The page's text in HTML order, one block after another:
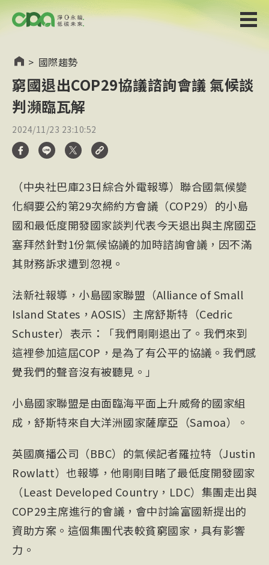
> 國際趨勢
窮國退出COP29協議諮詢會議 氣候談
判瀕臨瓦解
2024/11/23 23:10:52
（中央社巴庫23日綜合外電報導）聯合國氣候變
化綱要公約第29次締約方會議（COP29）的小島
國和最低度開發國家談判代表今天退出與主席國亞
塞拜然針對1份氣候協議的加時諮詢會議，因不滿
其財務訴求遭到忽視。
法新社報導，小島國家聯盟（Alliance of Small
Island States，AOSIS）主席舒斯特（Cedric
Schuster）表示：「我們剛剛退出了。我們來到
這裡參加這屆COP，是為了有公平的協議。我們感
覺我們的聲音沒有被聽見。」
小島國家聯盟是由面臨海平面上升威脅的國家組
成，舒斯特來自大洋洲國家薩摩亞（Samoa）。
英國廣播公司（BBC）的氣候記者羅拉特（Justin
Rowlatt）也報導，他剛剛目睹了最低度開發國家
（Least Developed Country，LDC）集團走出與
COP29主席進行的會議，會中討論富國新提出的
資助方案。這個集團代表較貧窮國家，具有影響
力。